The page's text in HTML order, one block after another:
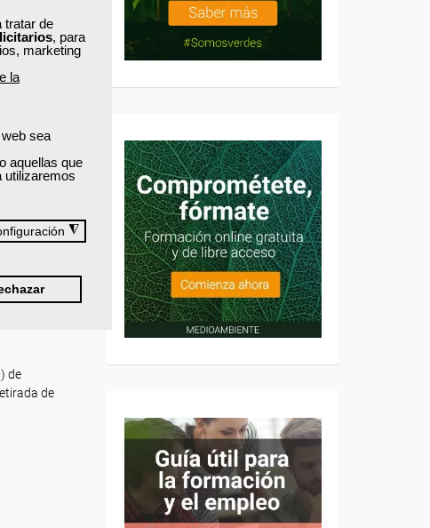
tratar de
, para
marketing
la
sea
aquellas que
utilizaremos
◮
de
de
de